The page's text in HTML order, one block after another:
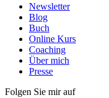
Newsletter
Blog
Buch
Online Kurs
Coaching
Über mich
Presse
Folgen Sie mir auf